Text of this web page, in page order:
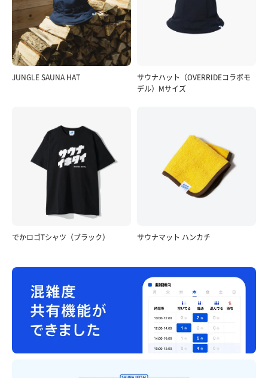
トン汁定食ロース
JUNGLE SAUNA HAT
サウナハット（OVERRIDEコラボモ
デル）Mサイズ
でかロゴTシャツ（ブラック） サウナマット ハンカチ